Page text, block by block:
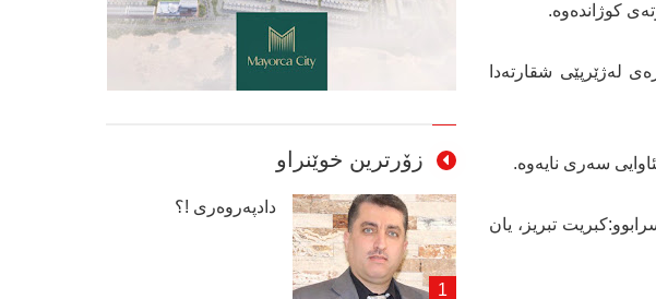
کوژاندەوە.
لەژێرپێی شقارتەدا
سەری نایەوە.
تبریز، یان
زۆرترین خوێنراو
دادپەروەری !؟